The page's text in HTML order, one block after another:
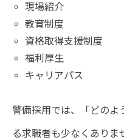
現場紹介
教育制度
資格取得支援制度
福利厚生
キャリアパス
警備採用では、「どのよ
る求職者も少なくありま